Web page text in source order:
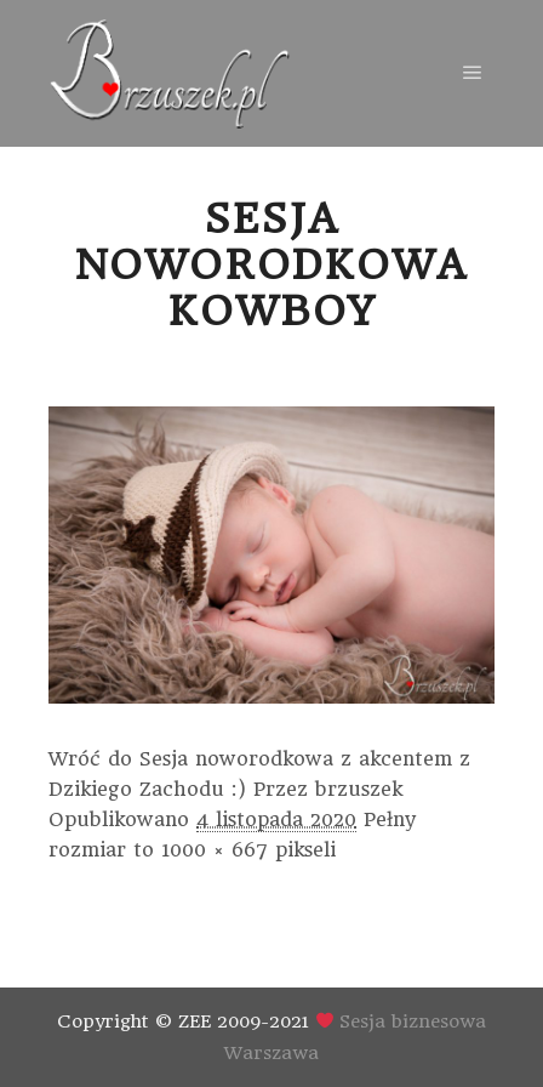
SESJA
NOWORODKOWA
KOWBOY
Wróć do Sesja noworodkowa z akcentem z
Dzikiego Zachodu :) Przezbrzuszek
Opublikowano 4 listopada 2020 Pełny
rozmiar to 1000 × 667 pikseli
Copyright © ZEE 2009-2021
Sesja biznesowa
Warszawa